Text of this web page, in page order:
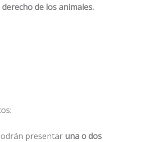
de los animales.
presentar una o dos